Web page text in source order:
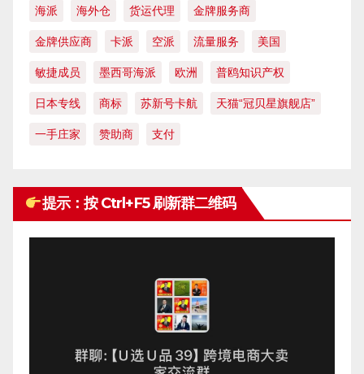
海派 海外仓 货运代理 金牌服务商
金牌供应商 卡派 空派 流量服务 美国
敏捷成员 墨西哥海派 欧洲 普鸥知识产权
日本专线 商标 苏新号卡航 天猫“冠贝星旗舰店”
一手庄家 赞助商 支付
提示：按 Ctrl+F5 刷新群二维码